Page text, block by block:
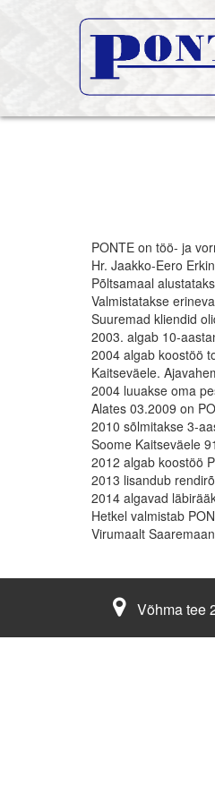
PONTE on töö- ja
Hr. Jaakko-Eero
Põltsamaal
Valmistatakse
Suuremad kliendid
2003. algab 10-
2004 algab koostöö
Kaitseväele.
2004 luuakse oma
Alates 03.2009 on
2010 sõlmitakse 3-
Soome Kaitseväele
2012 algab koostöö
2013 lisandub
2014 algavad
Hetkel valmistab
Virumaalt
Võhma tee